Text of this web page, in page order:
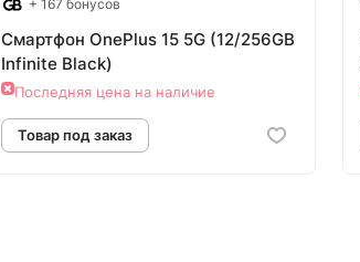
+ 167 бонусов
Смартфон OnePlus 15 5G (12/256GB
Infinite Black)
Последняя цена на наличие